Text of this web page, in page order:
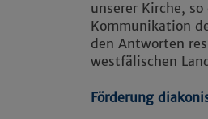
unserer Kirche,
Kommunikation
den Antworten
westfälischen
Förderung